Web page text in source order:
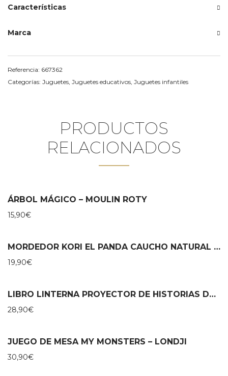
Características
Marca
Referencia: 667362
Categorías: Juguetes Juguetes educativos Juguetes infantiles
PRODUCTOS
RELACIONADOS
ÁRBOL MÁGICO – MOULIN ROTY
15,90€
MORDEDOR KORI EL PANDA CAUCHO NATURAL – LANCO
19,90€
LIBRO LINTERNA PROYECTOR DE HISTORIAS DE DANSE – MOULIN ROTY
28,90€
JUEGO DE MESA MY MONSTERS – LONDJI
30,90€